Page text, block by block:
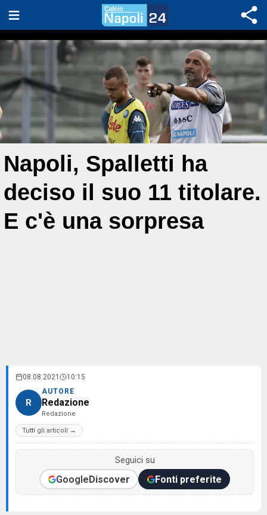
Napoli, Spalletti ha
deciso il suo 11 titolare.
E c'è una sorpresa
08.08.2021 10:15
R
AUTORE
Redazione
Redazione
Tutti gli articoli →
Seguici su
GoogleDiscover Fonti preferite